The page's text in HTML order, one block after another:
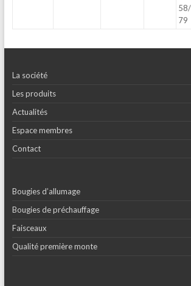
79
La société
Les produits
Actualités
Espace membres
Contact
Bougies d’allumage
Bougies de préchauffage
Faisceaux
Qualité première monte